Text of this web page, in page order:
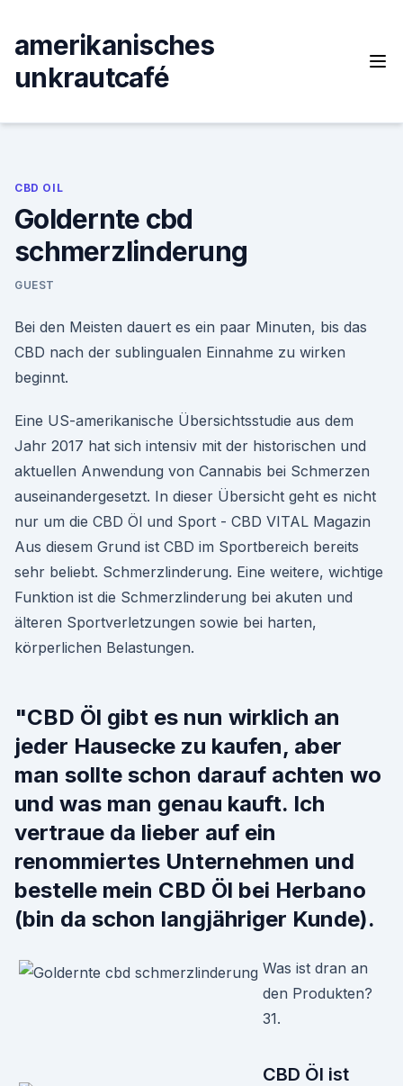
content
amerikanisches
unkrautcafé
CBD OIL
Goldernte cbd
schmerzlinderung
GUEST
Bei den Meisten dauert es ein paar Minuten, bis das
CBD nach der sublingualen Einnahme zu wirken
beginnt.
Eine US-amerikanische Übersichtsstudie aus dem
Jahr 2017 hat sich intensiv mit der historischen und
aktuellen Anwendung von Cannabis bei Schmerzen
auseinandergesetzt. In dieser Übersicht geht es nicht
nur um die CBD Öl und Sport - CBD VITAL Magazin
Aus diesem Grund ist CBD im Sportbereich bereits
sehr beliebt. Schmerzlinderung. Eine weitere, wichtige
Funktion ist die Schmerzlinderung bei akuten und
älteren Sportverletzungen sowie bei harten,
körperlichen Belastungen.
"CBD Öl gibt es nun wirklich an
jeder Hausecke zu kaufen, aber
man sollte schon darauf achten wo
und was man genau kauft. Ich
vertraue da lieber auf ein
renommiertes Unternehmen und
bestelle mein CBD Öl bei Herbano
(bin da schon langjähriger Kunde).
Was ist dran an
den Produkten?
31.
CBD Öl ist